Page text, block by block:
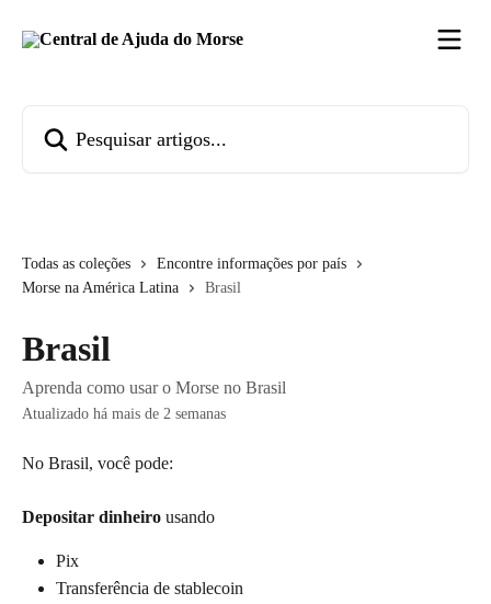
Todas as coleções
Encontre informações por país
Morse na América Latina
Brasil
Brasil
Aprenda como usar o Morse no Brasil
Atualizado há mais de 2 semanas
No Brasil, você pode:
Depositar dinheiro usando
Pix
Transferência de stablecoin